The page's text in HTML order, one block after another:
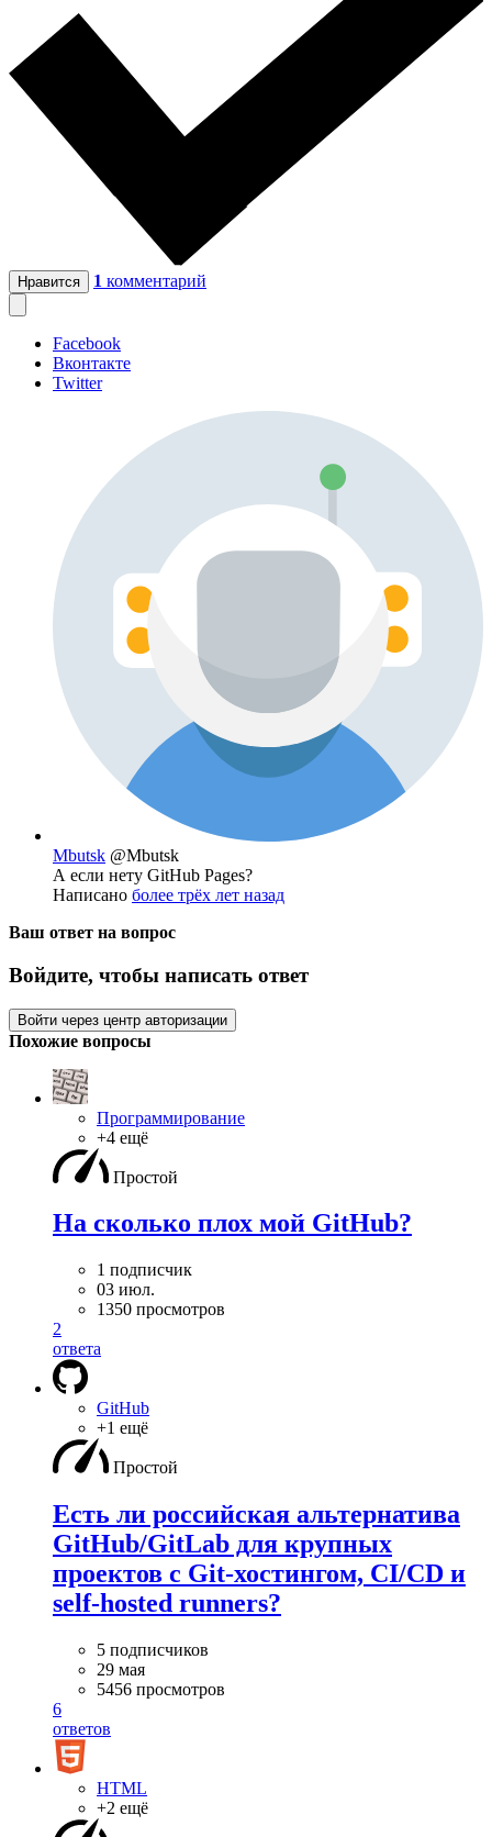
Нравится 1 комментарий
Facebook
Вконтакте
Twitter
Mbutsk @Mbutsk
А если нету GitHub Pages?
Написано более трёх лет назад
Ваш ответ на вопрос
Войдите, чтобы написать ответ
Войти через центр авторизации
Похожие вопросы
Программирование
+4 ещё
Простой
На сколько плох мой GitHub?
1 подписчик
03 июл.
1350 просмотров
2
ответа
GitHub
+1 ещё
Простой
Есть ли российская альтернатива
GitHub/GitLab для крупных
проектов с Git-хостингом, CI/CD и
self-hosted runners?
5 подписчиков
29 мая
5456 просмотров
6
ответов
HTML
+2 ещё